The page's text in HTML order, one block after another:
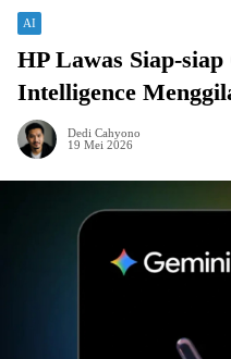
AI
HP Lawas Siap-
Intelligence
Dedi Cahyono
19 Mei 2026